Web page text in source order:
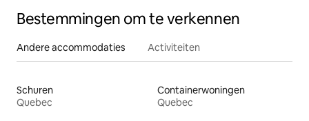
Bestemmingen om te verkennen
Andere accommodaties Activiteiten
Schuren
Quebec
Containerwoningen
Quebec